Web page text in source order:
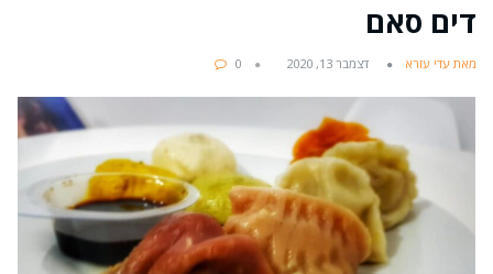
דים סאם
מאת עדי עזרא דצמבר 13, 2020 0